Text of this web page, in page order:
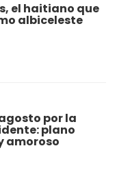
el haitiano que
albiceleste
por la
plano
amoroso